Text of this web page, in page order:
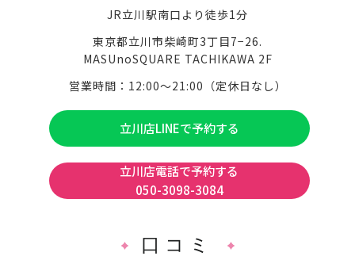
JR立川駅南口より徒歩1分
東京都立川市柴崎町3丁目7−26.
MASUnoSQUARE TACHIKAWA 2F
営業時間：12:00〜21:00（定休日なし）
立川店LINEで予約する
立川店電話で予約する
050-3098-3084
口コミ